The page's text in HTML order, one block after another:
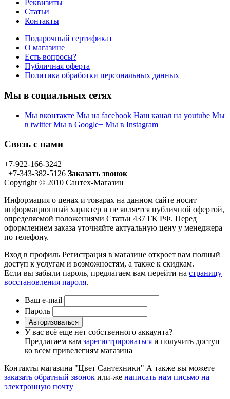
Реквизиты
Статьи
Контакты
Подарочный сертификат
О магазине
Есть вопросы?
Публичная оферта
Политика обработки персональных данных
Мы в социальных сетях
Мы вконтакте Мы на facebook Наш канал на youtube Мы
в twitter Мы в Google+ Мы в Instagram
Связь с нами
+7-922-166-3242
+7-343-382-5126 Заказать звонок
Copyright © 2010 Сантех-Магазин
Информация о ценах и товарах на данном сайте носит
информационный характер и не является публичной офертой,
определяемой положениями Статьи 437 ГК РФ. Перед
оформлением заказа уточняйте актуальную цену у менеджера
по телефону.
Вход в профиль Регистрация в магазине откроет вам полный
доступ к услугам и возможностям, а также к скидкам.
Если вы забыли пароль, предлагаем вам перейти на страницу
восстановления пароля.
Ваш e-mail
Пароль
Авторизоваться
У вас всё еще нет собственного аккаунта?
Предлагаем вам зарегистрироваться и получить доступ
ко всем привелегиям магазина
Контакты магазина "Цвет Сантехники" А также вы можете
заказать обратный звонок или-же написать нам письмо на
электронную почту